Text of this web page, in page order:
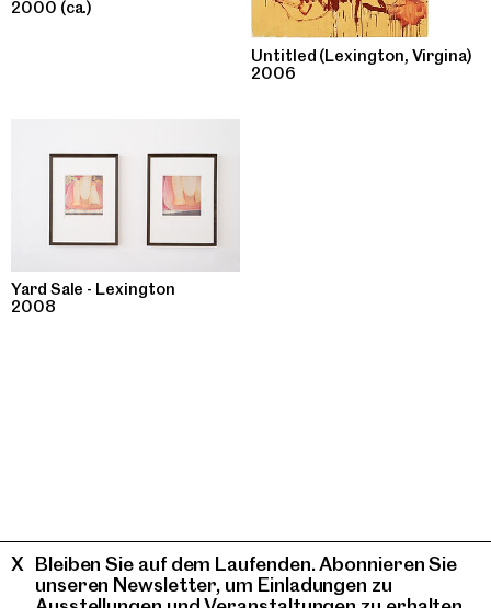
2000 (ca.)
Untitled (Lexington, Virgina)
2006
Yard Sale - Lexington
2008
Bleiben Sie auf dem Laufenden. Abonnieren Sie
unseren Newsletter, um Einladungen zu